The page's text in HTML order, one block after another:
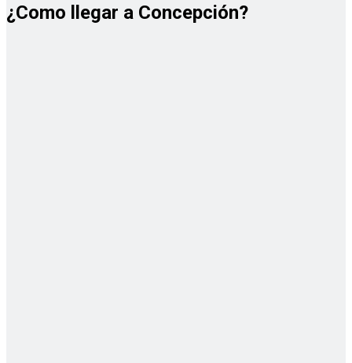
¿Como llegar a Concepción?